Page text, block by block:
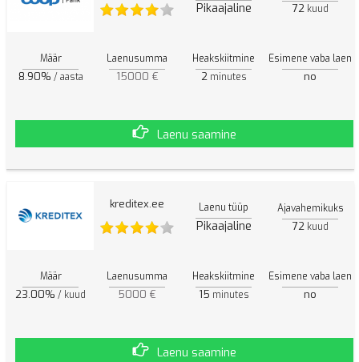
Pikaajaline 72kuud
Määr
8.90% / aasta
Laenusumma
15000 €
Heakskiitmine
2minutes
Esimene vaba laen
no
Laenu saamine
kreditex.ee Laenu tüüp
Pikaajaline
Ajavahemikuks
72kuud
Määr
23.00% / kuud
Laenusumma
5000 €
Heakskiitmine
15 minutes
Esimene vaba laen
no
Laenu saamine